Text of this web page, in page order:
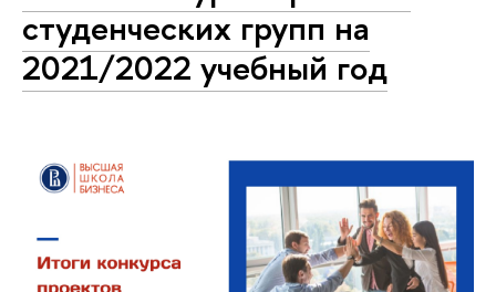
студенческих групп на
2021/2022 учебный год